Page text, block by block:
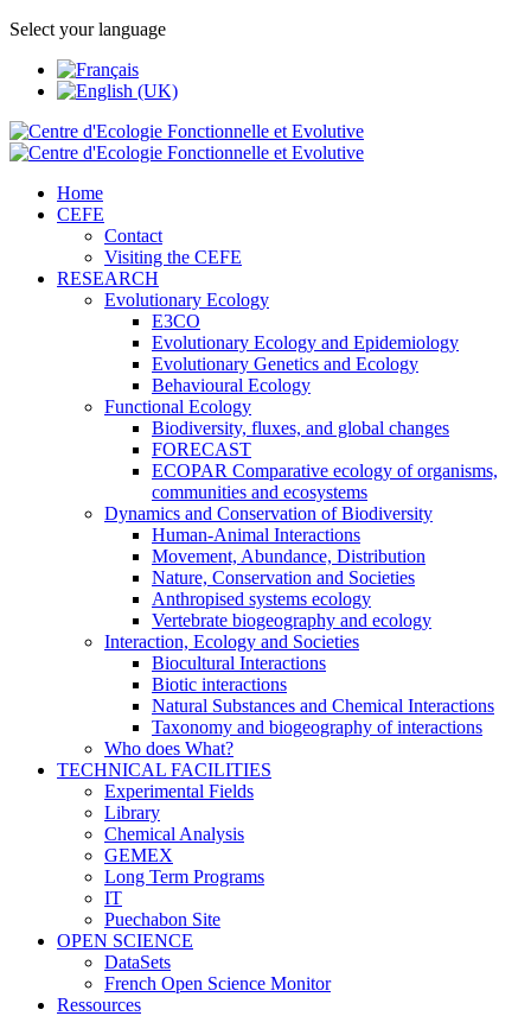
Select your language
Home
CEFE
Contact
Visiting the CEFE
RESEARCH
Evolutionary Ecology
E3CO
Evolutionary Ecology and Epidemiology
Evolutionary Genetics and Ecology
Behavioural Ecology
Functional Ecology
Biodiversity, fluxes, and global changes
FORECAST
ECOPAR Comparative ecology of organisms,
communities and ecosystems
Dynamics and Conservation of Biodiversity
Human-Animal Interactions
Movement, Abundance, Distribution
Nature, Conservation and Societies
Anthropised systems ecology
Vertebrate biogeography and ecology
Interaction, Ecology and Societies
Biocultural Interactions
Biotic interactions
Natural Substances and Chemical Interactions
Taxonomy and biogeography of interactions
Who does What?
TECHNICAL FACILITIES
Experimental Fields
Library
Chemical Analysis
GEMEX
Long Term Programs
IT
Puechabon Site
OPEN SCIENCE
DataSets
French Open Science Monitor
Ressources